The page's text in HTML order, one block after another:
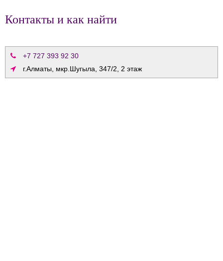
Контакты и как найти
+7 727 393 92 30
г.Алматы, мкр.Шугыла, 347/2, 2 этаж